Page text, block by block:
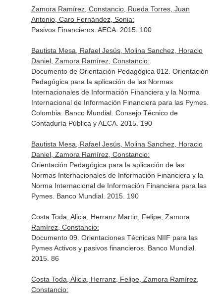
Zamora Ramírez, Constancio, Rueda Torres, Juan
Antonio, Caro Fernández, Sonia:
Pasivos Financieros. AECA. 2015. 100
Bautista Mesa, Rafael Jesús, Molina Sanchez, Horacio
Daniel, Zamora Ramírez, Constancio:
Documento de Orientación Pedagógica 012. Orientación
Pedagógica para la aplicación de las Normas
Internacionales de Información Financiera y la Norma
Internacional de Información Financiera para las Pymes.
Colombia. Banco Mundial. Consejo Técnico de
Contaduría Pública y AECA. 2015. 190
Bautista Mesa, Rafael Jesús, Molina Sanchez, Horacio
Daniel, Zamora Ramírez, Constancio:
Orientación Pedagógica para la aplicación de las
Normas Internacionales de Información Financiera y la
Norma Internacional de Información Financiera para las
Pymes. Banco Mundial. 2015. 190
Costa Toda, Alicia, Herranz Martin, Felipe, Zamora
Ramírez, Constancio:
Documento 09. Orientaciones Técnicas NIIF para las
Pymes Activos y pasivos financieros. Banco Mundial.
2015. 86
Costa Toda, Alicia, Herranz, Felipe, Zamora Ramírez,
Constancio: